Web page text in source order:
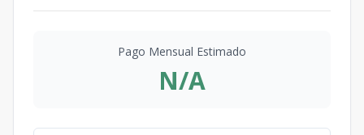
Pago Mensual Estimado
N/A